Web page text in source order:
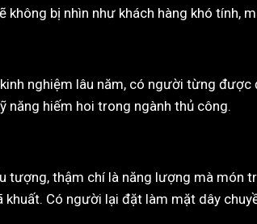
không bị nhìn như khách hàng khó
nghiệm lâu năm, có người từng
năng hiếm hoi trong ngành thủ công.
tượng, thậm chí là năng lượng mà
Có người lại đặt làm mặt dây